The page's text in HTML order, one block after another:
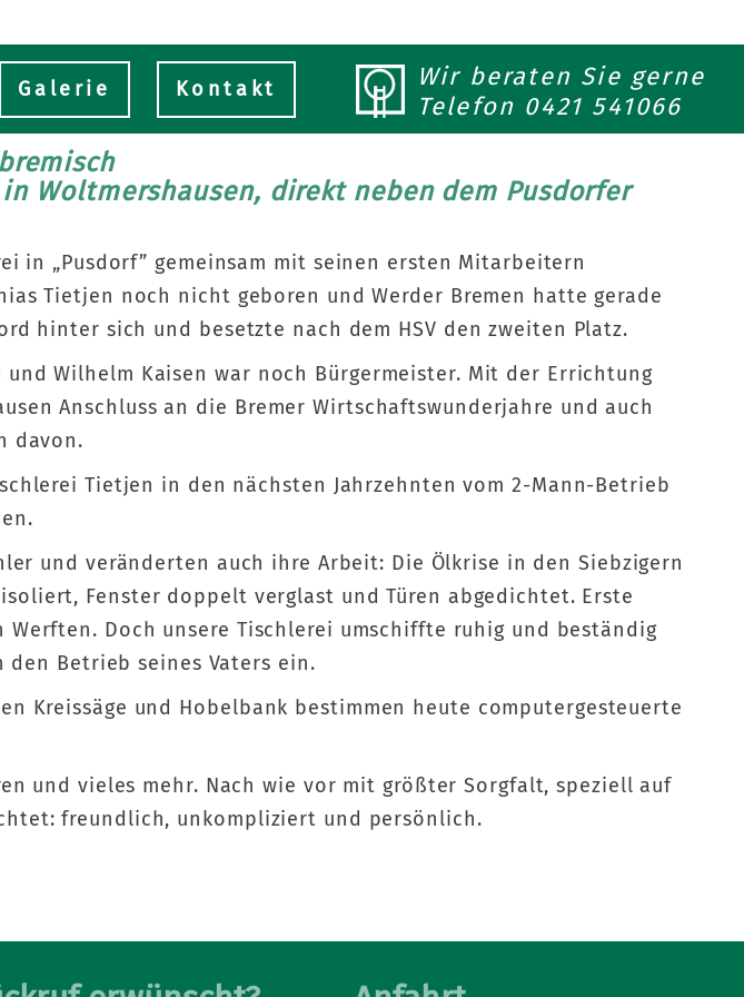
Galerie Kontakt
Wir beraten Sie gerne
Telefon 0421 541066
Woltmershausen, direkt neben dem Pusdorfer
in „Pusdorf” gemeinsam mit seinen ersten Mitarbeitern
Tietjen noch nicht geboren und Werder Bremen hatte gerade
hinter sich und besetzte nach dem HSV den zweiten Platz.
Wilhelm Kaisen war noch Bürgermeister. Mit der Errichtung
Anschluss an die Bremer Wirtschaftswunderjahre und auch
davon.
Tietjen in den nächsten Jahrzehnten vom 2-Mann-Betrieb
und veränderten auch ihre Arbeit: Die Ölkrise in den Siebzigern
Fenster doppelt verglast und Türen abgedichtet. Erste
Doch unsere Tischlerei umschiffte ruhig und beständig
Betrieb seines Vaters ein.
Kreissäge und Hobelbank bestimmen heute computergesteuerte
und vieles mehr. Nach wie vor mit größter Sorgfalt, speziell auf
freundlich, unkompliziert und persönlich.